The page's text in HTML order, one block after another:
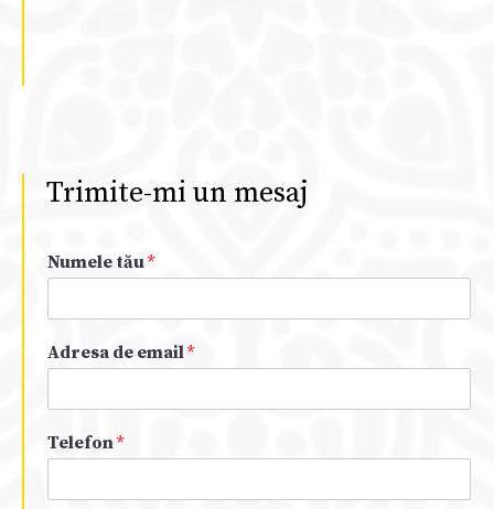
Trimite-mi un mesaj
Numele tău*
Adresa de email*
Telefon*